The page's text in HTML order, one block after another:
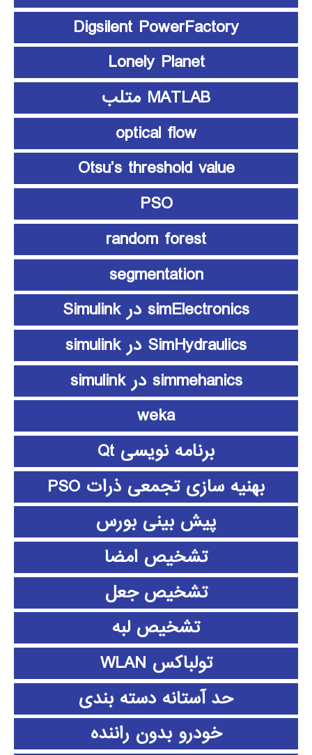
Digsilent PowerFactory
Lonely Planet
MATLAB متلب
optical flow
Otsu’s threshold value
PSO
random forest
segmentation
simElectronics در Simulink
SimHydraulics در simulink
simmehanics در simulink
weka
برنامه نویسی Qt
بهنیه سازی تجمعی ذرات PSO
پیش بینی بورس
تشخیص امضا
تشخیص جعل
تشخیص لبه
تولباکس WLAN
حد آستانه دسته بندی
خودرو بدون راننده